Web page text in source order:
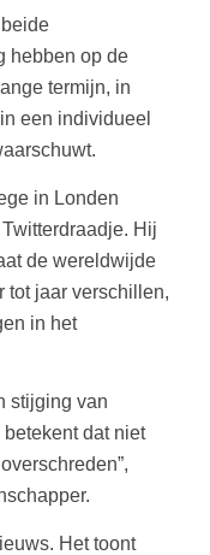
hebben op de
termijn, in
een individueel
in Londen
Hij
de wereldwijde
tot jaar verschillen,
in het
stijging van
dat niet
Het toont